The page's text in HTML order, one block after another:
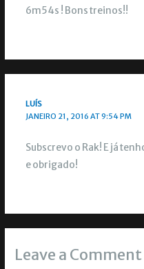
6m54s ! Bons treinos!!
LUÍS
JANEIRO 21, 2016 AT 9:54 PM
Subscrevo o Rak! E já
e obrigado!
Leave a Comment